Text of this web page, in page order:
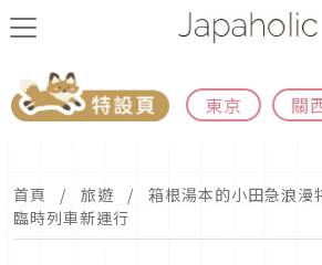
東京 關
首頁 旅遊
箱根湯本的小田急浪漫
臨時列車新運行